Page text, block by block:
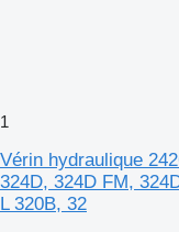
1
Vérin hydraulique
324D, 324D FM,
L 320B, 32